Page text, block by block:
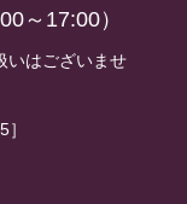
～17:00）
いはございませ